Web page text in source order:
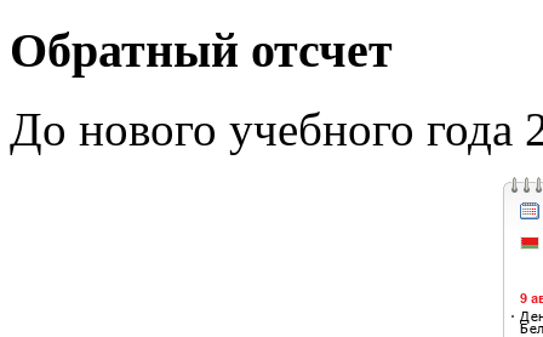
Обратный отсчет
До нового учебного года